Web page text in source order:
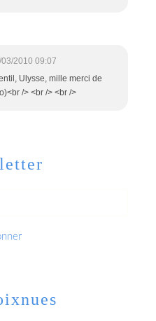
03/2010 09:07
Ulysse, mille merci de
/> <br /> <br />